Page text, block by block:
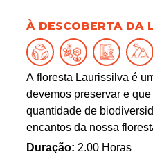
À DESCOBERTA DA
A floresta Laurissilva é
devemos preservar e
quantidade de
encantos da nossa
Duração: 2.00 Horas